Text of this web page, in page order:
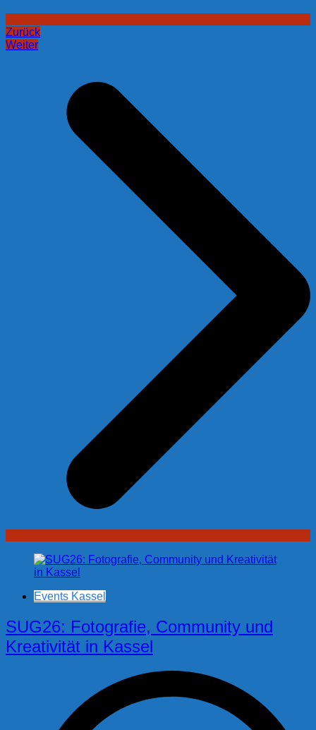
Zurück
Weiter
Events Kassel
SUG26: Fotografie, Community und
Kreativität in Kassel